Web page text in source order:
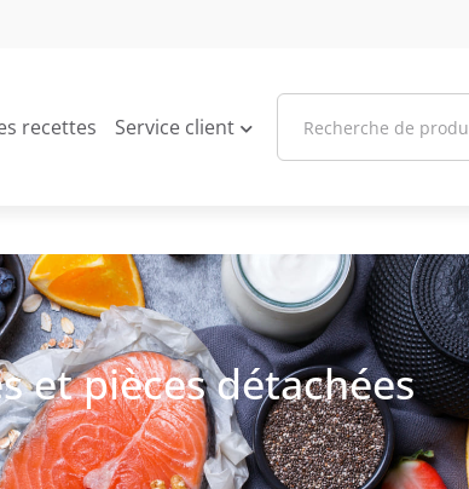
recettes Service client
et pièces détachées